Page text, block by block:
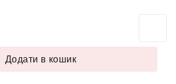
дерево кількість
Додати в кошик